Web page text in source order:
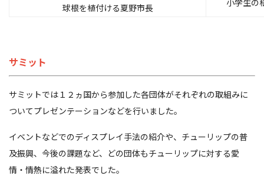
球根を植付ける夏野市長 小学生の
サミット
サミットでは１２ヵ国から参加した各団体がそれぞれの取組みに
ついてプレゼンテーションなどを行いました。
イベントなどでのディスプレイ手法の紹介や、チューリップの普
及振興、今後の課題など、どの団体もチューリップに対する愛
情・情熱に溢れた発表でした。